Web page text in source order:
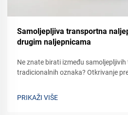
Samoljepljiva transportna
drugim naljepnicama
Ne znate birati između
tradicionalnih oznaka? Otkrivanje
PRIKAŽI VIŠE